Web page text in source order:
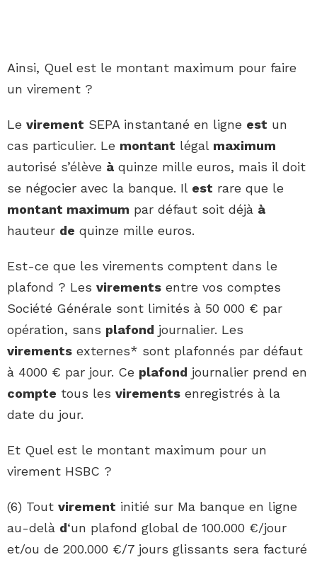
Ainsi, Quel est le montant maximum pour faire
un virement ?
Le virement SEPA instantané en ligne est un
cas particulier. Le montant légal maximum
autorisé s’élève à quinze mille euros, mais il doit
se négocier avec la banque. Il est rare que le
montant maximum par défaut soit déjà à
hauteur de quinze mille euros.
Est-ce que les virements comptent dans le
plafond ? Les virements entre vos comptes
Société Générale sont limités à 50 000 € par
opération, sans plafond journalier. Les
virements externes* sont plafonnés par défaut
à 4000 € par jour. Ce plafond journalier prend en
compte tous les virements enregistrés à la
date du jour.
Et Quel est le montant maximum pour un
virement HSBC ?
(6) Tout virement initié sur Ma banque en ligne
au-delà d‘un plafond global de 100.000 €/jour
et/ou de 200.000 €/7 jours glissants sera facturé